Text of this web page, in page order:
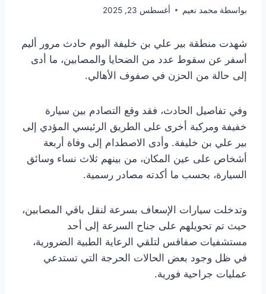
بواسطة محمد نعيم أغسطس 23, 2025
شهدت منطقة بير علي بن خليفة اليوم حادث مرور أليم
أسفر عن سقوط عدد من الضحايا والمصابين، ما أدى
إلى حالة من الحزن في صفوف الأهالي.
وفي تفاصيل الحادث، فقد وقع التصادم بين سيارة
خفيفة ومركبة أخرى على الطريق الرئيسي المؤدي إلى
بير علي بن خليفة. وأدى الاصطدام إلى وفاة أربعة
أشخاص على عين المكان، من بينهم ثلاث نساء وسائق
السيارة، بحسب ما أكدته مصادر رسمية.
وتدخلت سيارات الإسعاف بسرعة لنقل باقي المصابين،
حيث تم تحويلهم على جناح السرعة إلى أحد
مستشفيات صفاقس لتلقي الرعاية الطبية الضرورية،
في ظل وجود بعض الحالات الحرجة التي تستدعي
عمليات جراحية فورية.